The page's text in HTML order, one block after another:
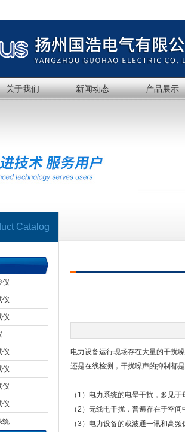
关于我们 新闻动态 产品展示
Catalog
仪
仪
仪
仪
仪
仪
仪
统
电力设备运行现场存在大量的干扰
还是在线检测，干扰噪声的抑制都
（1）电力系统的电晕干扰，多见
（2）无线电干扰，普遍存在于空
（3）电力设备的载波通一讯和高